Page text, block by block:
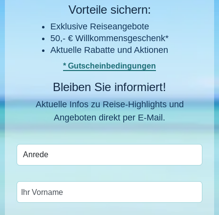
Bleiben Sie informiert!
Aktuelle Infos zu Reise-Highlights und
Angeboten direkt per E-Mail.
Ihr Vorname
Vorteile sichern:
Exklusive Reiseangebote
50,- € Willkommensgeschenk*
Aktuelle Rabatte und Aktionen
* Gutscheinbedingungen